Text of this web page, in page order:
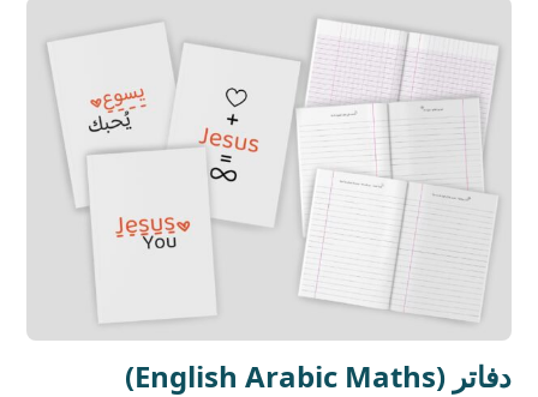
(English Arabic Maths) دفاتر